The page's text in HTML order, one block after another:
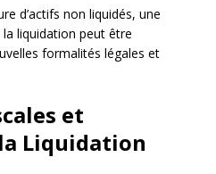
d’actifs non liquidés, une
liquidation peut être
formalités légales et
et
Liquidation